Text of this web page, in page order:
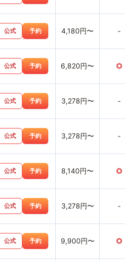
公式 予約 4,180円〜 -
公式 予約 6,820円〜 ○
公式 予約 3,278円〜 -
公式 予約 3,278円〜 -
公式 予約 8,140円〜 ○
公式 予約 3,278円〜 -
公式 予約 9,900円〜 ○